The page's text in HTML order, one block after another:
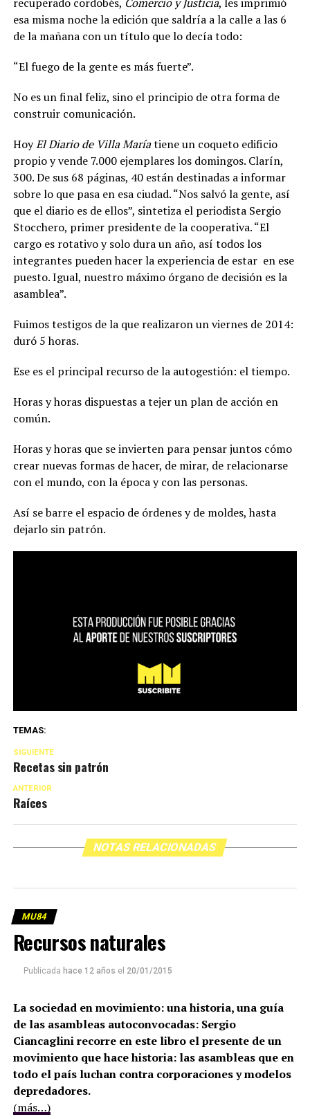
esa misma noche la edición que saldría a la calle a las 6
de la mañana con un título que lo decía todo:
“El fuego de la gente es más fuerte”.
No es un final feliz, sino el principio de otra forma de
construir comunicación.
HoyEl Diario de Villa Maríatiene un coqueto edificio
propio y vende 7.000 ejemplares los domingos. Clarín,
300. De sus 68 páginas, 40 están destinadas a informar
sobre lo que pasa en esa ciudad. “Nos salvó la gente, así
que el diario es de ellos”, sintetiza el periodista Sergio
Stocchero, primer presidente de la cooperativa. “El
cargo es rotativo y solo dura un año, así todos los
integrantes pueden hacer la experiencia de estar en ese
puesto. Igual, nuestro máximo órgano de decisión es la
asamblea”.
Fuimos testigos de la que realizaron un viernes de 2014:
duró 5 horas.
Ese es el principal recurso de la autogestión: el tiempo.
Horas y horas dispuestas a tejer un plan de acción en
común.
Horas y horas que se invierten para pensar juntos cómo
crear nuevas formas de hacer, de mirar, de relacionarse
con el mundo, con la época y con las personas.
Así se barre el espacio de órdenes y de moldes, hasta
dejarlo sin patrón.
TEMAS:
SIGUIENTE
Recetas sin patrón
ANTERIOR
Raíces
NOTAS RELACIONADAS
MU84
Recursos naturales
Publicada hace 12 años el 20/01/2015
La sociedad en movimiento: una historia, una guía
de las asambleas autoconvocadas: Sergio
Ciancaglini recorre en este libro el presente de un
movimiento que hace historia: las asambleas que en
todo el país luchan contra corporaciones y modelos
depredadores.
(más…)